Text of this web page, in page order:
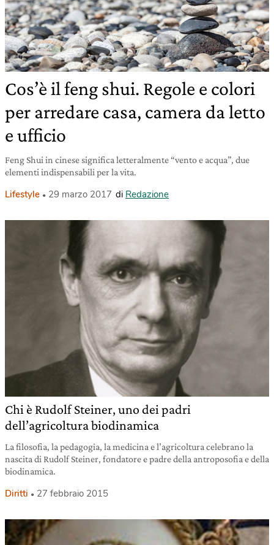
Cos’è il feng shui. Regole e colori
per arredare casa, camera da letto
e ufficio
Feng Shui in cinese significa letteralmente “vento e acqua”, due
elementi indispensabili per la vita.
Lifestyle 29 marzo 2017 di Redazione
Chi è Rudolf Steiner, uno dei padri
dell’agricoltura biodinamica
La filosofia, la pedagogia, la medicina e l’agricoltura celebrano la
nascita di Rudolf Steiner, fondatore e padre della antroposofia e della
biodinamica.
Diritti 27 febbraio 2015